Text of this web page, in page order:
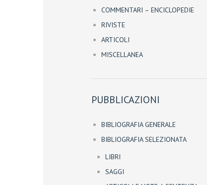
COMMENTARI – ENCICLOPEDIE
RIVISTE
ARTICOLI
MISCELLANEA
PUBBLICAZIONI
BIBLIOGRAFIA GENERALE
BIBLIOGRAFIA SELEZIONATA
LIBRI
SAGGI